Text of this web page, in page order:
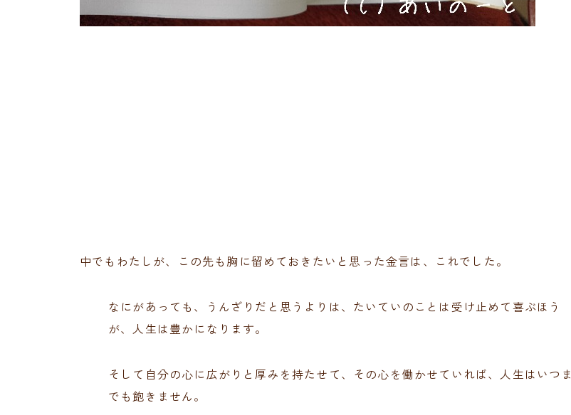
中でもわたしが、この先も胸に留めておきたいと思った金言は、これでした。
なにがあっても、うんざりだと思うよりは、たいていのことは受け止めて喜ぶほう
が、人生は豊かになります。
そして自分の心に広がりと厚みを持たせて、その心を働かせていれば、人生はいつま
でも飽きません。